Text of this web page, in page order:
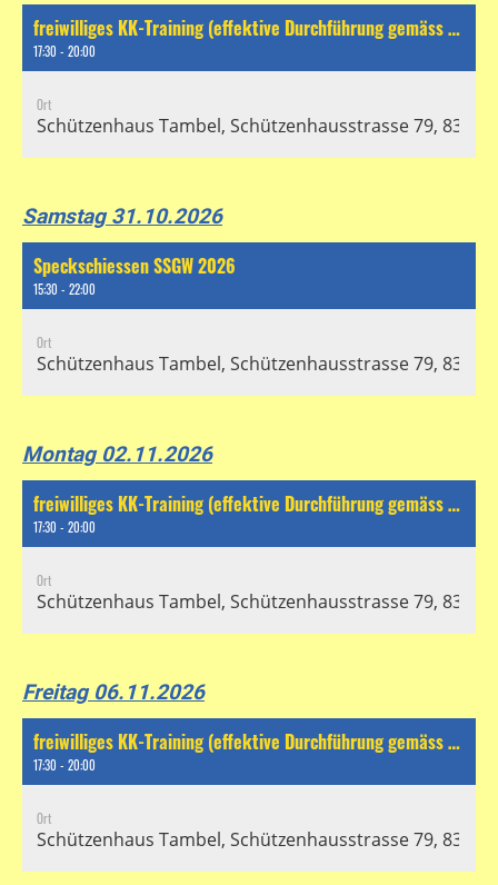
freiwilliges KK-Training (effektive Durchführung gemäss separatem Chat)
17:30 - 20:00
Ort
Schützenhaus Tambel, Schützenhausstrasse 79, 8304
Samstag 31.10.2026
Speckschiessen SSGW 2026
15:30 - 22:00
Ort
Schützenhaus Tambel, Schützenhausstrasse 79, 8304
Montag 02.11.2026
freiwilliges KK-Training (effektive Durchführung gemäss separatem Chat)
17:30 - 20:00
Ort
Schützenhaus Tambel, Schützenhausstrasse 79, 8304
Freitag 06.11.2026
freiwilliges KK-Training (effektive Durchführung gemäss separatem Chat)
17:30 - 20:00
Ort
Schützenhaus Tambel, Schützenhausstrasse 79, 8304